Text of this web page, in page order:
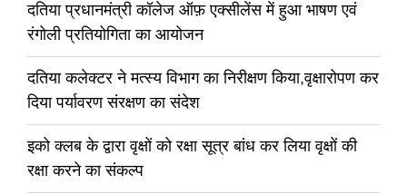
दतिया प्रधानमंत्री कॉलेज ऑफ़ एक्सीलेंस में हुआ भाषण एवं
रंगोली प्रतियोगिता का आयोजन
दतिया कलेक्टर ने मत्स्य विभाग का निरीक्षण किया,वृक्षारोपण कर
दिया पर्यावरण संरक्षण का संदेश
इको क्लब के द्वारा वृक्षों को रक्षा सूत्र बांध कर लिया वृक्षों की
रक्षा करने का संकल्प